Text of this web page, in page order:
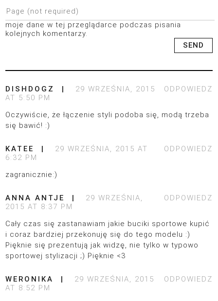
moje dane w tej przeglądarce podczas pisania
kolejnych komentarzy.
ODPOWIEDZ
DISHDOGZ
29 WRZEŚNIA, 2015
AT 5:50 PM
Oczywiście, że łączenie styli podoba się, modą trzeba
się bawić! :)
ODPOWIEDZ
KATEE
29 WRZEŚNIA, 2015 AT
6:32 PM
zagranicznie:)
ODPOWIEDZ
ANNA ANTJE
29 WRZEŚNIA,
2015 AT 8:37 PM
Cały czas się zastanawiam jakie buciki sportowe kupić
i coraz bardziej przekonuję się do tego modelu :)
Pięknie się prezentują jak widzę, nie tylko w typowo
sportowej stylizacji ;) Pięknie <3
ODPOWIEDZ
WERONIKA
29 WRZEŚNIA, 2015
AT 8:52 PM